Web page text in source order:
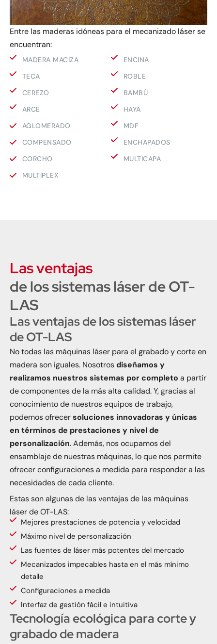
Entre las maderas idóneas para el mecanizado láser se
encuentran:
MADERA MACIZA
TECA
CEREZO
ARCE
ENCINA
ROBLE
BAMBÙ
HAYA
AGLOMERADO
COMPENSADO
CORCHO
MULTIPLEX
MDF
ENCHAPADOS
MULTICAPA
Las ventajas
de los sistemas láser de OT-
LAS
Las ventajas de los sistemas láser
de OT-LAS
No todas las máquinas láser para el grabado y corte en
madera son iguales. Nosotrosdiseñamos y
realizamos nuestros sistemas por completo a partir
de componentes de la más alta calidad. Y, gracias al
conocimiento de nuestros equipos de trabajo,
podemos ofrecersoluciones innovadoras y únicas
en términos de prestaciones y nivel de
personalización. Además, nos ocupamos del
ensamblaje de nuestras máquinas, lo que nos permite
ofrecer configuraciones a medida para responder a las
necesidades de cada cliente.
Estas son algunas de las ventajas de las máquinas
láser de OT-LAS:
Mejores prestaciones de potencia y velocidad
Máximo nivel de personalización
Las fuentes de láser más potentes del mercado
Mecanizados impecables hasta en el más mínimo
detalle
Configuraciones a medida
Interfaz de gestión fácil e intuitiva
Tecnología ecológica para corte y
grabado de madera